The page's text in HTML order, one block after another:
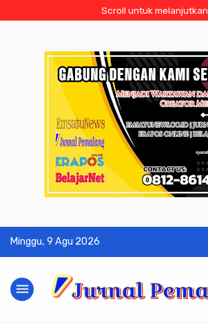
Scroll untuk melanjutkan
Minggu, 9 Agu 2026
menu